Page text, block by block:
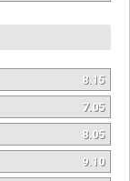
8.15
7.05
8.05
9.10